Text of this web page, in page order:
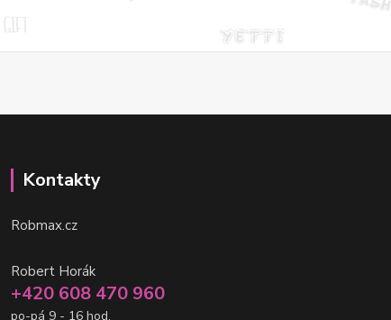
Kontakty
Robmax.cz
Robert Horák
+420 608 470 960
po-pá 9 - 16 hod.